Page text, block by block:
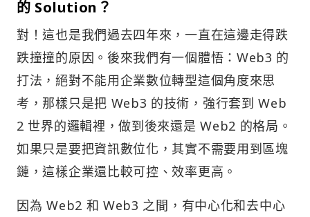
的 Solution？
對！這也是我們過去四年來，一直在這邊走得跌
跌撞撞的原因。後來我們有一個體悟：Web3 的
打法，絕對不能用企業數位轉型這個角度來思
考，那樣只是把 Web3 的技術，強行套到 Web
2 世界的邏輯裡，做到後來還是 Web2 的格局。
如果只是要把資訊數位化，其實不需要用到區塊
鏈，這樣企業還比較可控、效率更高。
因為 Web2 和 Web3 之間，有中心化和去中心